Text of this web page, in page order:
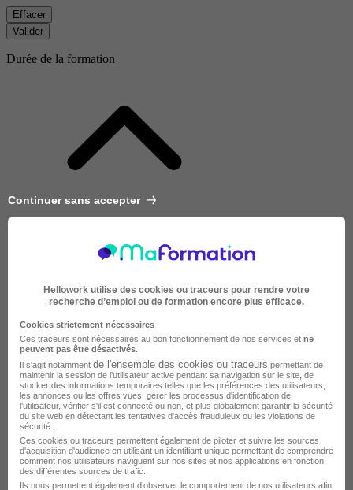
Effacer
Valider
Durée de la formation
Très courte
Continuer sans accepter
Hellowork utilise des cookies ou traceurs pour rendre votre
recherche d’emploi ou de formation encore plus efficace.
Cookies strictement nécessaires
Ces traceurs sont nécessaires au bon fonctionnement de nos services et ne
peuvent pas être désactivés
Il s'agit notamment de l'ensemble des cookies ou traceurs permettant de
maintenir la session de l'utilisateur active pendant sa navigation sur le site, de
stocker des informations temporaires telles que les préférences des utilisateurs,
les annonces ou les offres vues, gérer les processus d'identification de
l'utilisateur, vérifier s'il est connecté ou non, et plus globalement garantir la sécurité
du site web en détectant les tentatives d'accès frauduleux ou les violations de
sécurité.
Ces cookies ou traceurs permettent également de piloter et suivre les sources
d'acquisition d'audience en utilisant un identifiant unique permettant de comprendre
comment nos utilisateurs naviguent sur nos sites et nos applications en fonction
des différentes sources de trafic.
Ils nous permettent également d’observer le comportement de nos utilisateurs afin